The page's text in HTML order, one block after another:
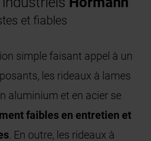
et fiables
simple faisant appel à un
les rideaux à lames
aluminium et en acier se
faibles en entretien et
. En outre, les rideaux à